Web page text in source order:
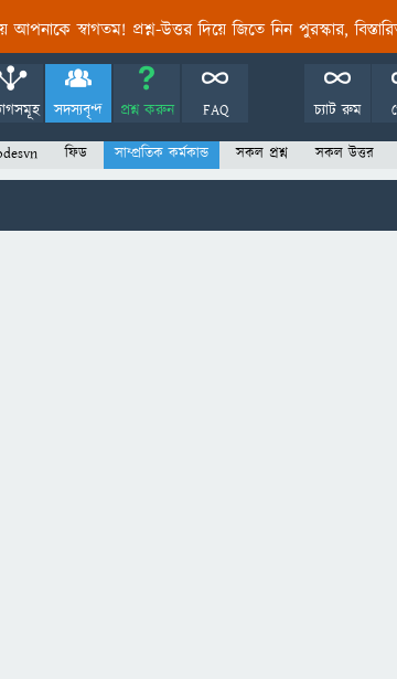
আপনাকে স্বাগতম! প্রশ্ন-উত্তর দিয়ে জিতে নিন পুরস্কার,
সদস্যবৃন্দ প্রশ্ন করুন FAQ চ্যাট রুম
ফিড সাম্প্রতিক কর্মকান্ড সকল প্রশ্ন সকল উত্তর